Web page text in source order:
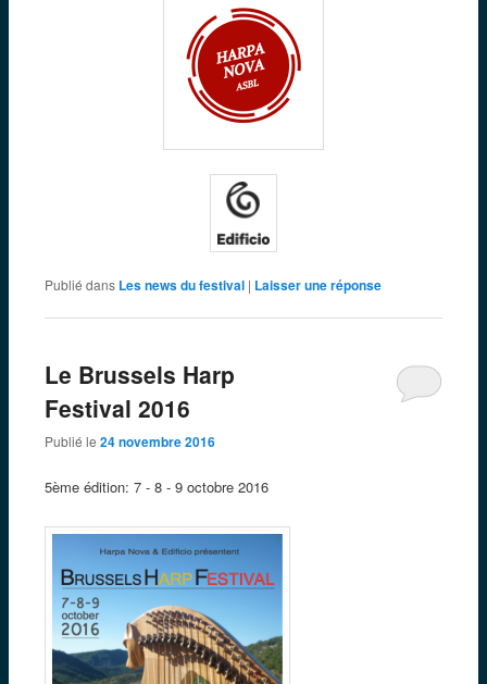
Publié dans Les news du festival | Laisser une réponse
Le Brussels Harp
Festival 2016
Publié le 24 novembre 2016
5ème édition: 7 - 8 - 9 octobre 2016